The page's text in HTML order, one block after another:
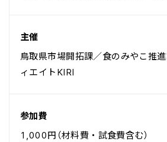
主催
鳥取県市場開拓課／食のみやこ推
ィエイトKIRI
参加費
1,000円（材料費・試食費含む）